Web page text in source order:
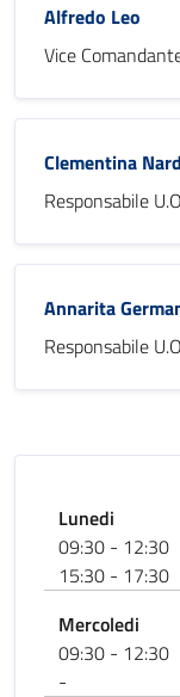
Alfredo Leo
Vice
Clementina
Responsabile
Annarita
Responsabile
Lunedi
09:30 - 12:30
15:30 - 17:30
Mercoledi
09:30 - 12:30
-